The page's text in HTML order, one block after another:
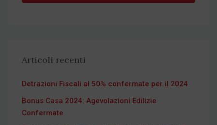
Articoli recenti
Detrazioni Fiscali al 50% confermate per il 2024
Bonus Casa 2024: Agevolazioni Edilizie
Confermate